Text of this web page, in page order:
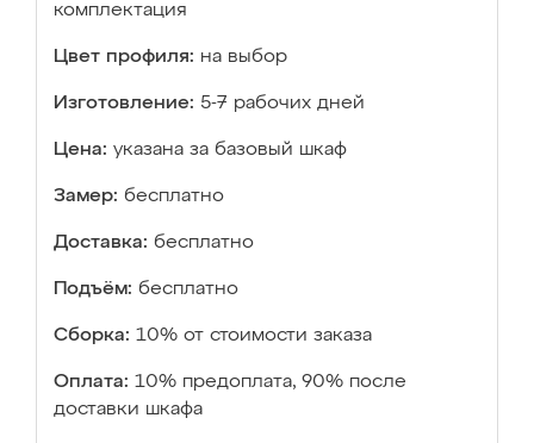
комплектация
Цвет профиля: на выбор
Изготовление: 5-7 рабочих дней
Цена: указана за базовый шкаф
Замер: бесплатно
Доставка: бесплатно
Подъём: бесплатно
Сборка: 10% от стоимости заказа
Оплата: 10% предоплата, 90% после
доставки шкафа